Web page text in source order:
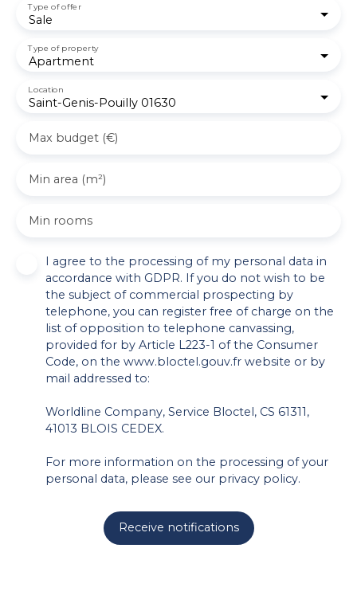
Sale
Type of offer
Apartment
Type of property
Saint-Genis-Pouilly 01630
Location
Max budget (€)
Min area (m²)
Min rooms
I agree to the processing of my personal data in
accordance with GDPR. If you do not wish to be
the subject of commercial prospecting by
telephone, you can register free of charge on the
list of opposition to telephone canvassing,
provided for by Article L223-1 of the Consumer
Code, on the www.bloctel.gouv.fr website or by
mail addressed to:
Worldline Company, Service Bloctel, CS 61311,
41013 BLOIS CEDEX.
For more information on the processing of your
personal data, please see our privacy policy.
Receive notifications